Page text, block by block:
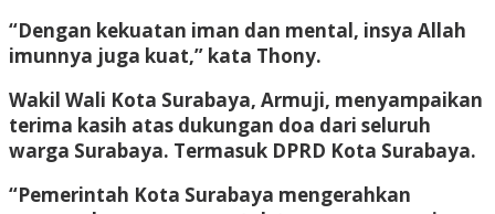
“Dengan kekuatan iman dan mental, insya Allah
imunnya juga kuat,” kata Thony.
Wakil Wali Kota Surabaya, Armuji, menyampaikan
terima kasih atas dukungan doa dari seluruh
warga Surabaya. Termasuk DPRD Kota Surabaya.
“Pemerintah Kota Surabaya mengerahkan